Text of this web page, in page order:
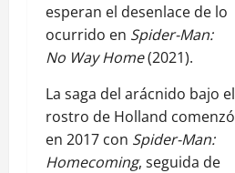
esperan el desenlace de lo
ocurrido en Spider-Man:
No Way Home(2021).
La saga del arácnido bajo el
rostro de Holland comenzó
en 2017 con Spider-Man:
Homecoming, seguida de